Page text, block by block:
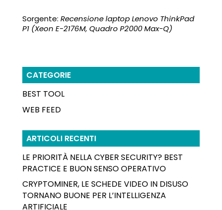
Sorgente: Recensione laptop Lenovo ThinkPad
P1 (Xeon E-2176M, Quadro P2000 Max-Q)
CATEGORIE
BEST TOOL
WEB FEED
ARTICOLI RECENTI
LE PRIORITÀ NELLA CYBER SECURITY? BEST
PRACTICE E BUON SENSO OPERATIVO
CRYPTOMINER, LE SCHEDE VIDEO IN DISUSO
TORNANO BUONE PER L’INTELLIGENZA
ARTIFICIALE